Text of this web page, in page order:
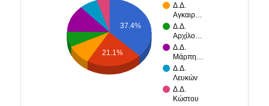
Δ.Δ.
Αγκαιρ…
Δ.Δ.
Αρχίλο…
Δ.Δ.
Μάρπη…
Δ.Δ.
Λευκών
Δ.Δ.
Κώστου
37.4%
21.1%